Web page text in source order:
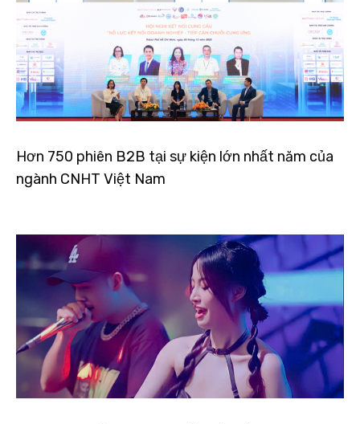
Hơn 750 phiên B2B tại sự kiện lớn nhất năm của
ngành CNHT Việt Nam